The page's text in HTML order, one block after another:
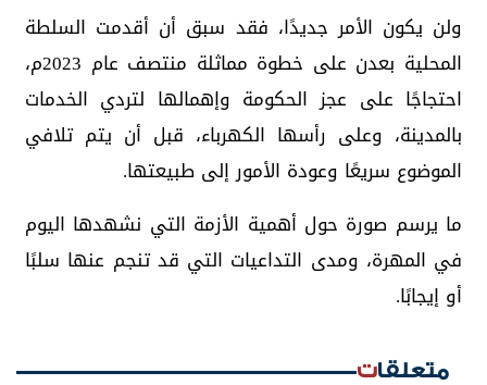
ولن يكون الأمر جديدًا، فقد سبق أن أقدمت السلطة
المحلية بعدن على خطوة مماثلة منتصف عام 2023م،
احتجاجًا على عجز الحكومة وإهمالها لتردي الخدمات
بالمدينة، وعلى رأسها الكهرباء، قبل أن يتم تلافي
الموضوع سريعًا وعودة الأمور إلى طبيعتها.
ما يرسم صورة حول أهمية الأزمة التي نشهدها اليوم
في المهرة، ومدى التداعيات التي قد تنجم عنها سلبًا
أو إيجابًا.
متعلقات